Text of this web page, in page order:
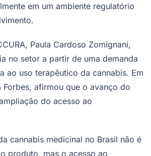
em um ambiente regulatório
Paula Cardoso Zomignani,
no setor a partir de uma demanda
ao uso terapêutico da cannabis. Em
Forbes, afirmou que o avanço do
do acesso ao
cannabis medicinal no Brasil não é
produto, mas o acesso ao